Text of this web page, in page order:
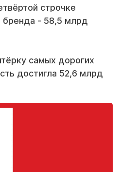
строчке
бренда - 58,5 млрд
самых дорогих
достигла 52,6 млрд